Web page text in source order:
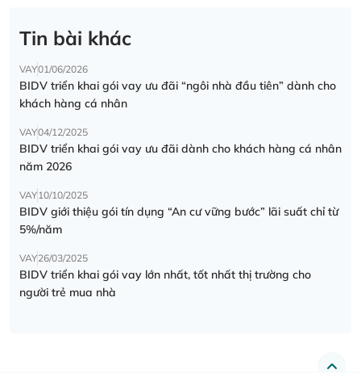
Tin bài khác
VAY01/06/2026
BIDV triển khai gói vay ưu đãi “ngôi nhà đầu tiên” dành cho
khách hàng cá nhân
VAY04/12/2025
BIDV triển khai gói vay ưu đãi dành cho khách hàng cá nhân
năm 2026
VAY10/10/2025
BIDV giới thiệu gói tín dụng “An cư vững bước” lãi suất chỉ từ
5%/năm
VAY26/03/2025
BIDV triển khai gói vay lớn nhất, tốt nhất thị trường cho
người trẻ mua nhà